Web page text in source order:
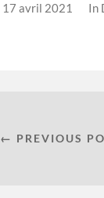
17 avril 2021 In
← PREVIOUS